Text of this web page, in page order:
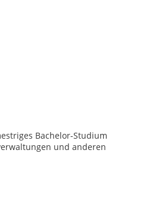
Bachelor-Studium
und anderen